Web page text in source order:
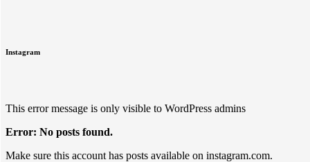
Instagram
This error message is only visible to WordPress admins
Error: No posts found.
Make sure this account has posts available on instagram.com.